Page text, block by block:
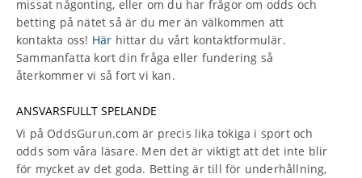
missat någonting, eller om du har frågor om odds och
betting på nätet så är du mer än välkommen att
kontakta oss! Här hittar du vårt kontaktformulär.
Sammanfatta kort din fråga eller fundering så
återkommer vi så fort vi kan.
ANSVARSFULLT SPELANDE
Vi på OddsGurun.com är precis lika tokiga i sport och
odds som våra läsare. Men det är viktigt att det inte blir
för mycket av det goda. Betting är till för underhållning,